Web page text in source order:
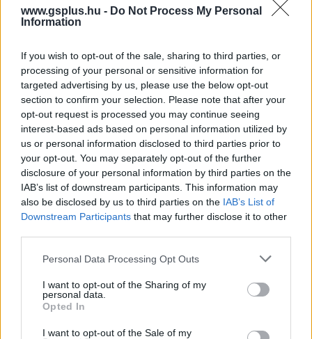
www.gsplus.hu - Do Not Process My Personal
Information
If you wish to opt-out of the sale, sharing to third parties, or
processing of your personal or sensitive information for
targeted advertising by us, please use the below opt-out
section to confirm your selection. Please note that after your
opt-out request is processed you may continue seeing
interest-based ads based on personal information utilized by
us or personal information disclosed to third parties prior to
your opt-out. You may separately opt-out of the further
disclosure of your personal information by third parties on the
IAB’s list of downstream participants. This information may
also be disclosed by us to third parties on the IAB’s List of
Downstream Participants that may further disclose it to other
Please note that this website/app uses one or more Google
not limited to your visit or usage behaviour. You may click to
grant or deny consent to Google and its third-party tags to
use your data for below specified purposes in below Google
consent section.
Personal Data Processing Opt Outs
I want to opt-out of the Sharing of my
personal data.
Opted In
I want to opt-out of the Sale of my
Takopi's Original Sin
Akinori Fudesaka, Norihiro Naganuma (The
Apothecary Diaries Season 2) (Győztes)
Fuga Yamashiro and Abel Góngora (DAN DA DAN
Season 2)
Fumihiko Suganuma (Gachiakuta)
Kenji Nagasaki, Naomi Nakayama (My Hero Academia
FINAL SEASON)
Ryohei Takeshita (The Summer Hikaru Died)
The Apothecary Diaries Season 2
CITY THE ANIMATION